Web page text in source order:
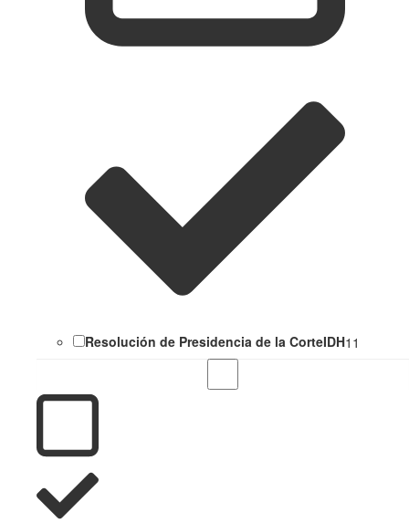
Resolución de Presidencia de la CorteIDH11